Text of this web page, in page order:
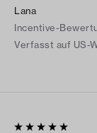
purchase, and I
for a stylish and
Lana
Incentive-
Verfasst auf US-